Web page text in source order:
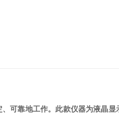
可靠地工作。 此款仪器为液晶显